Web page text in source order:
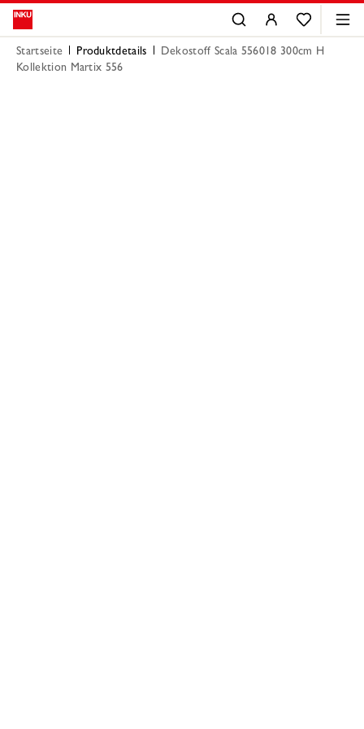
Startseite Produktdetails
Dekostoff Scala 556018 300cm H
Kollektion Martix 556